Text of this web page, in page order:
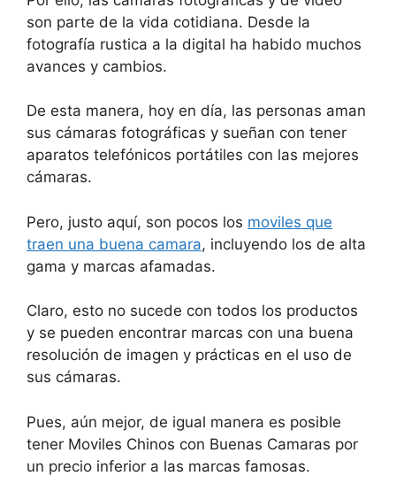
son parte de la vida cotidiana. Desde la
fotografía rustica a la digital ha habido muchos
avances y cambios.
De esta manera, hoy en día, las personas aman
sus cámaras fotográficas y sueñan con tener
aparatos telefónicos portátiles con las mejores
cámaras.
Pero, justo aquí, son pocos los moviles que
traen una buena camara, incluyendo los de alta
gama y marcas afamadas.
Claro, esto no sucede con todos los productos
y se pueden encontrar marcas con una buena
resolución de imagen y prácticas en el uso de
sus cámaras.
Pues, aún mejor, de igual manera es posible
tener Moviles Chinos con Buenas Camaras por
un precio inferior a las marcas famosas.